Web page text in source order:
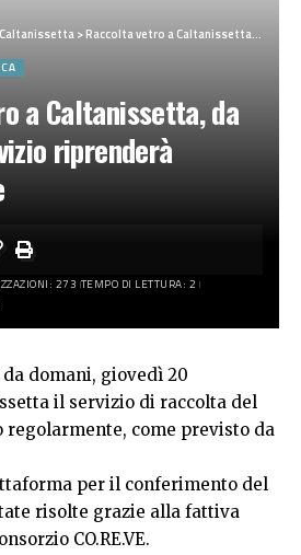
Caltanissetta>Raccolta vetro a Caltanissetta, da domani il servizio riprenderà regolarmente
a Caltanissetta, da
riprenderà
273 TEMPO DI LETTURA: 2
domani, giovedì 20
il servizio di raccolta del
come previsto da
per il conferimento del
risolte grazie alla fattiva
CO.RE.VE.